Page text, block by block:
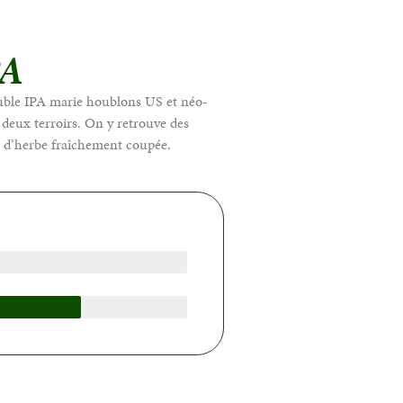
IPA marie houblons US et néo-
terroirs. On y retrouve des
fraîchement coupée.